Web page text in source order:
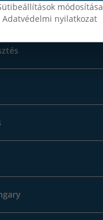
módosítása
Adatvédelmi nyilatkozat